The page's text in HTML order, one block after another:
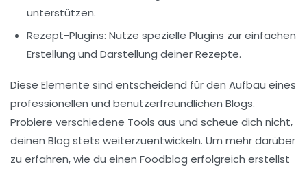
unterstützen.
Rezept-Plugins: Nutze spezielle Plugins zur einfachen
Erstellung und Darstellung deiner Rezepte.
Diese Elemente sind entscheidend für den Aufbau eines
professionellen und benutzerfreundlichen Blogs.
Probiere verschiedene Tools aus und scheue dich nicht,
deinen Blog stets weiterzuentwickeln. Um mehr darüber
zu erfahren, wie du einen Foodblog erfolgreich erstellst